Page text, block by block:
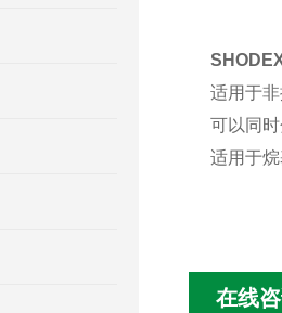
适用于
可以同
适用于
在线